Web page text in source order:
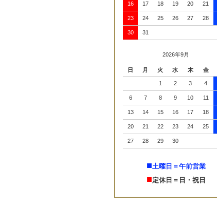
16 17 18 19 20 21
23 24 25 26 27 28
30 31
2026年9月
日 月 火 水 木 金
1 2 3 4
6 7 8 9 10 11
13 14 15 16 17 18
20 21 22 23 24 25
27 28 29 30
■土曜日＝午前営業
■定休日＝日・祝日